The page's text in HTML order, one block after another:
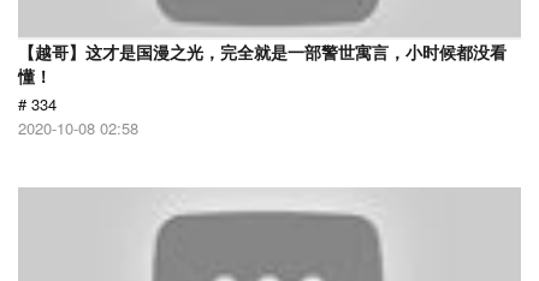
【越哥】这才是国漫之光，完全就是一部警世寓言，小时候都没看
懂！
# 334
2020-10-08 02:58